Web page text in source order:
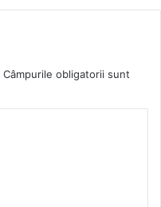
Câmpurile obligatorii sunt